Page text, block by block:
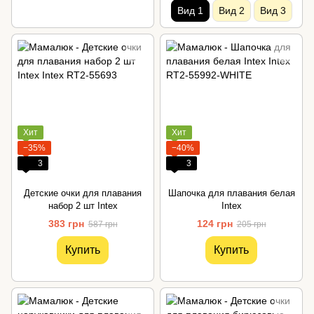
Вид 1 Вид 2 Вид 3
Хит
−35%
3
Детские очки для плавания
набор 2 шт Intex
383 грн 587 грн
Купить
Хит
−40%
3
Шапочка для плавания белая
Intex
124 грн 205 грн
Купить